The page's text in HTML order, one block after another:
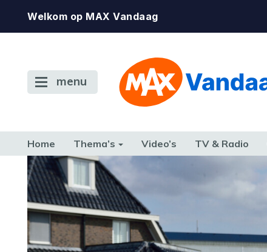
Welkom op MAX Vandaag
menu
Home Thema’s Video’s TV & Radio
CONSUMENT ETEN & DRINKEN
TERUG NAAR TOEN